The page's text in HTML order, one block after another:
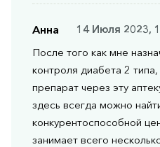
Анна
14 Июля 2023,
После того как мне
контроля диабета 2
препарат через эту
здесь всегда можно
конкурентоспособной
занимает всего